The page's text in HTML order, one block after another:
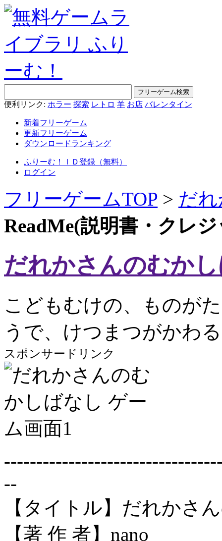
便利リンク: ホラー 探索 レトロ 羊 お店 バレンタイン
新着フリーゲーム
更新フリーゲーム
ダウンロードランキング
ふりーむ！ＩＤ登録（無料）
ログイン
フリーゲームTOP > だ
ReadMe(説明書・クレ
だれかさんのむか
こどもむけの、ものが
うで、けつまつがかわ
スポンサードリンク
--
【タイトル】だれかさ
【著 作 者】nano